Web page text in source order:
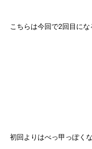
こちらは今回で2回目にな
初回よりはべっ甲っぽく